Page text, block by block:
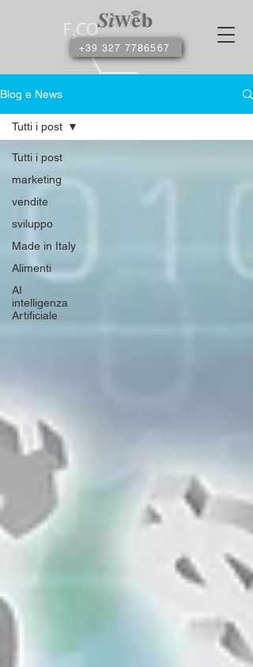
+39 327 7786567
Blog e News
Tutti i post
marketing
vendite
sviluppo
Made in Italy
Alimenti
AI
intelligenza
Artificiale
Tutti i post